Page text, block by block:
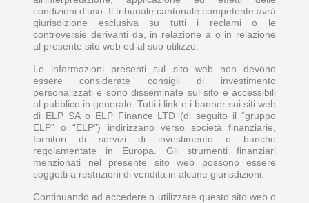
condizioni d’uso. Il tribunale cantonale competente avrà
giurisdizione esclusiva su tutti i reclami o le
controversie derivanti da, in relazione a o in relazione
al presente sito web ed al suo utilizzo.
Le informazioni presenti sul sito web non devono
essere considerate consigli di investimento
personalizzati e sono disseminate sul sito e accessibili
al pubblico in generale. Tutti i link e i banner sui siti web
di ELP SA o ELP Finance LTD (di seguito il “gruppo
ELP” o “ELP”) indirizzano verso società finanziarie,
fornitori di servizi di investimento o banche
regolamentate in Europa. Gli strumenti finanziari
menzionati nel presente sito web possono essere
soggetti a restrizioni di vendita in alcune giurisdizioni.
Continuando ad accedere o utilizzare questo sito web o